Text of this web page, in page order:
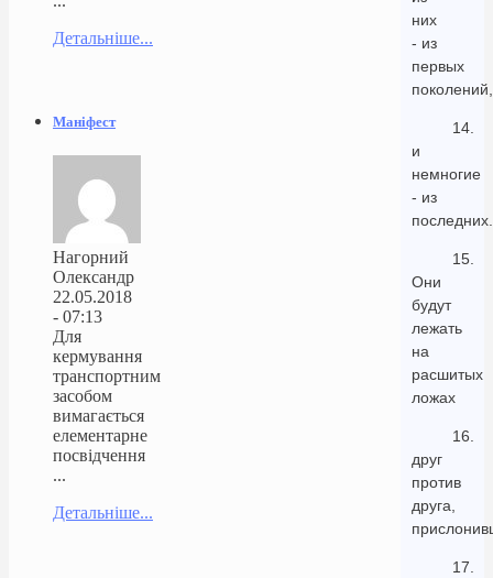
них
- из
первых
поколений,
14.
и
немногие
- из
последних.
15.
Они
будут
лежать
на
расшитых
ложах
16.
друг
против
друга,
17.
Детальніше...
Маніфест
Нагорний
Олександр
22.05.2018
- 07:13
Для
кермування
транспортним
засобом
вимагається
елементарне
посвідчення
...
Детальніше...